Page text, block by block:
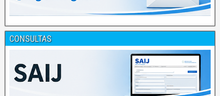
CONSULTAS